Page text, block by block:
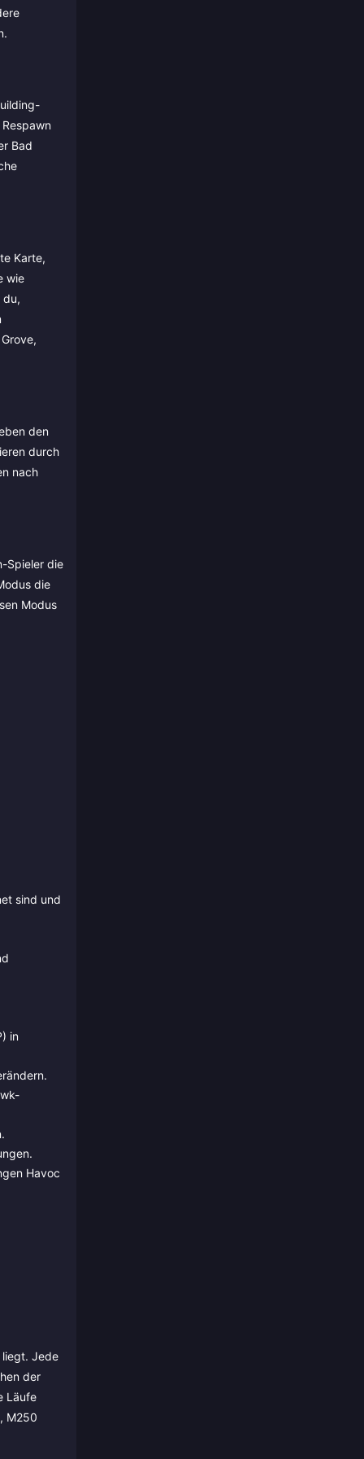
Bad
Karte,
wie
du,
den
durch
nach
Spieler die
die
Modus
sind und
in
Havoc
liegt. Jede
der
Läufe
M250